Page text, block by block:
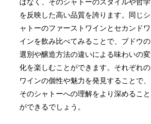
はなく、そのシャトーのスタイルや哲学
を反映した高い品質を誇ります。同じシ
ャトーのファーストワインとセカンドワ
インを飲み比べてみることで、ブドウの
選別や醸造方法の違いによる味わいの変
化を楽しむことができます。それぞれの
ワインの個性や魅力を発見することで、
そのシャトーへの理解をより深めること
ができるでしょう。